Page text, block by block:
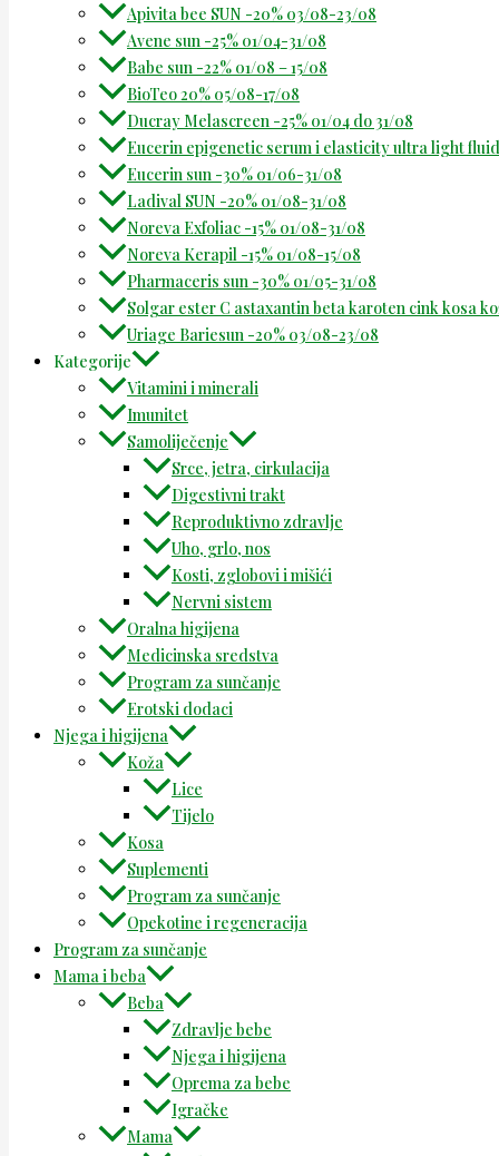
Apivita bee SUN -20% 03/08-23/08
Avene sun -25% 01/04-31/08
Babe sun -22% 01/08 – 15/08
BioTeo 20% 05/08-17/08
Ducray Melascreen -25% 01/04 do 31/08
Eucerin epigenetic serum i elasticity ultra light
Eucerin sun -30% 01/06-31/08
Ladival SUN -20% 01/08-31/08
Noreva Exfoliac -15% 01/08-31/08
Noreva Kerapil -15% 01/08-15/08
Pharmaceris sun -30% 01/05-31/08
Solgar ester C astaxantin beta karoten cink kosa
Uriage Bariesun -20% 03/08-23/08
Kategorije
Vitamini i minerali
Imunitet
Samoliječenje
Srce, jetra, cirkulacija
Digestivni trakt
Reproduktivno zdravlje
Uho, grlo, nos
Kosti, zglobovi i mišići
Nervni sistem
Oralna higijena
Medicinska sredstva
Program za sunčanje
Erotski dodaci
Njega i higijena
Koža
Lice
Tijelo
Kosa
Suplementi
Program za sunčanje
Opekotine i regeneracija
Program za sunčanje
Mama i beba
Beba
Zdravlje bebe
Njega i higijena
Oprema za bebe
Igračke
Mama